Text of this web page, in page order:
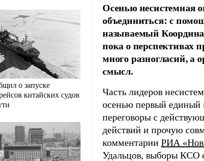
о запуске
китайских судов
Осенью несистемная
объединиться: с
называемый
пока о перспективах
много разногласий, а
смысл.
Часть лидеров
осенью первый единый
переговоры с
действий и прочую
комментарии РИА
Удальцов, выборы КСО